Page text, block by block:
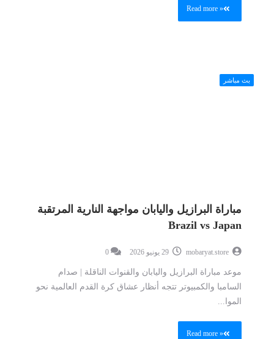
Read more »
بث مباشر
مباراة البرازيل واليابان مواجهة النارية المرتقبة
Brazil vs Japan
mobaryat.store
0
موعد مباراة البرازيل واليابان والقنوات الناقلة | صدام
السامبا والكمبيوتر تتجه أنظار عشاق كرة القدم العالمية نحو
الموا...
Read more »